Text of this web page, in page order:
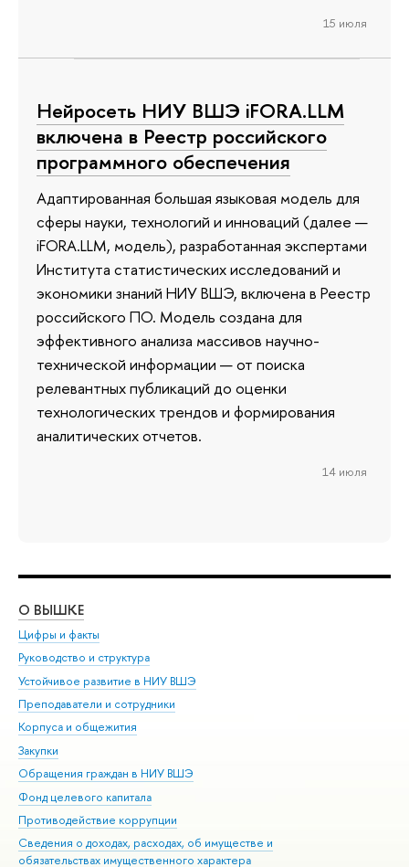
15 июля
Нейросеть НИУ ВШЭ iFORA.LLM
включена в Реестр российского
программного обеспечения
Адаптированная большая языковая модель для
сферы науки, технологий и инноваций (далее —
iFORA.LLM, модель), разработанная экспертами
Института статистических исследований и
экономики знаний НИУ ВШЭ, включена в Реестр
российского ПО. Модель создана для
эффективного анализа массивов научно-
технической информации — от поиска
релевантных публикаций до оценки
технологических трендов и формирования
аналитических отчетов.
14 июля
О ВЫШКЕ
Цифры и факты
Руководство и структура
Устойчивое развитие в НИУ ВШЭ
Преподаватели и сотрудники
Корпуса и общежития
Закупки
Обращения граждан в НИУ ВШЭ
Фонд целевого капитала
Противодействие коррупции
Сведения о доходах, расходах, об имуществе и
обязательствах имущественного характера